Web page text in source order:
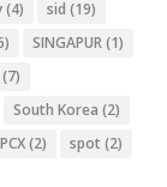
(4) sid (19)
SINGAPUR(1)
(7)
South Korea (2)
(2) spot (2)